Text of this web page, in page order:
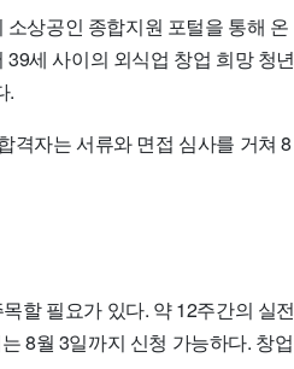
상공인 종합지원 포털을 통해 온
세 사이의 외식업 창업 희망 청년
.
격자는 서류와 면접 심사를 거쳐 8
할 필요가 있다. 약 12주간의 실전
8월 3일까지 신청 가능하다. 창업